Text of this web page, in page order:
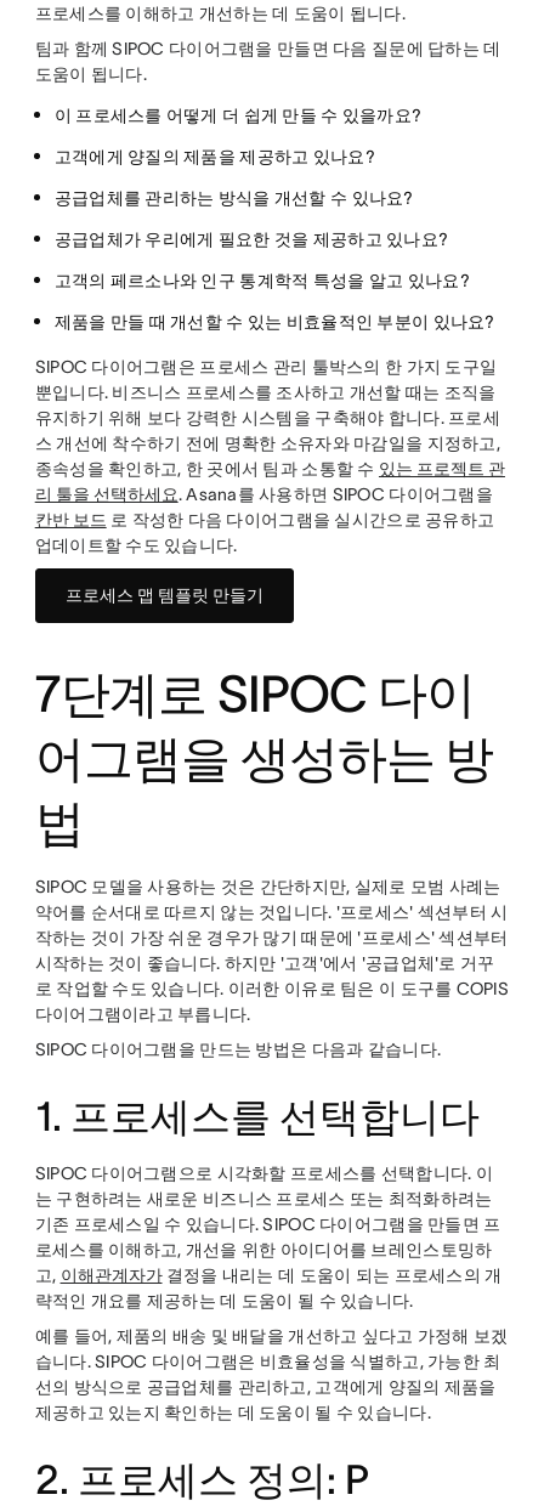
프로세스를 이해하고 개선하는 데 도움이 됩니다.
팀과 함께 SIPOC 다이어그램을 만들면 다음 질문에 답하는 데
도움이 됩니다.
이 프로세스를 어떻게 더 쉽게 만들 수 있을까요?
고객에게 양질의 제품을 제공하고 있나요?
공급업체를 관리하는 방식을 개선할 수 있나요?
공급업체가 우리에게 필요한 것을 제공하고 있나요?
고객의 페르소나와 인구 통계학적 특성을 알고 있나요?
제품을 만들 때 개선할 수 있는 비효율적인 부분이 있나요?
SIPOC 다이어그램은 프로세스 관리 툴박스의 한 가지 도구일
뿐입니다. 비즈니스 프로세스를 조사하고 개선할 때는 조직을
유지하기 위해 보다 강력한 시스템을 구축해야 합니다. 프로세
스 개선에 착수하기 전에 명확한 소유자와 마감일을 지정하고,
종속성을 확인하고, 한 곳에서 팀과 소통할 수 있는 프로젝트 관
리 툴을 선택하세요. Asana를 사용하면 SIPOC 다이어그램을
칸반 보드 로 작성한 다음 다이어그램을 실시간으로 공유하고
업데이트할 수도 있습니다.
프로세스 맵 템플릿 만들기
7단계로 SIPOC 다이
어그램을 생성하는 방
법
SIPOC 모델을 사용하는 것은 간단하지만, 실제로 모범 사례는
약어를 순서대로 따르지 않는 것입니다. '프로세스' 섹션부터 시
작하는 것이 가장 쉬운 경우가 많기 때문에 '프로세스' 섹션부터
시작하는 것이 좋습니다. 하지만 '고객'에서 '공급업체'로 거꾸
로 작업할 수도 있습니다. 이러한 이유로 팀은 이 도구를 COPIS
다이어그램이라고 부릅니다.
SIPOC 다이어그램을 만드는 방법은 다음과 같습니다.
1. 프로세스를 선택합니다
SIPOC 다이어그램으로 시각화할 프로세스를 선택합니다. 이
는 구현하려는 새로운 비즈니스 프로세스 또는 최적화하려는
기존 프로세스일 수 있습니다. SIPOC 다이어그램을 만들면 프
로세스를 이해하고, 개선을 위한 아이디어를 브레인스토밍하
고, 이해관계자가결정을 내리는 데 도움이 되는 프로세스의 개
략적인 개요를 제공하는 데 도움이 될 수 있습니다.
예를 들어, 제품의 배송 및 배달을 개선하고 싶다고 가정해 보겠
습니다. SIPOC 다이어그램은 비효율성을 식별하고, 가능한 최
선의 방식으로 공급업체를 관리하고, 고객에게 양질의 제품을
제공하고 있는지 확인하는 데 도움이 될 수 있습니다.
2. 프로세스 정의: P